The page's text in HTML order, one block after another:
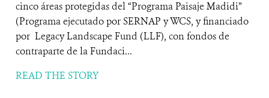
cinco áreas protegidas del “Programa Paisaje Madidi”
(Programa ejecutado por SERNAP y WCS, y financiado
por Legacy Landscape Fund (LLF), con fondos de
contraparte de la Fundaci...
READ THE STORY